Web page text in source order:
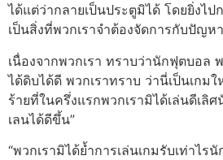
ได้แต่ว่ากลายเป็นประตูมิได้ โดยยิ่งไ
เป็นสิ่งที่พวกเราจำต้องจัดการกับปัญหา
เนื่องจากพวกเรา ทราบว่านักฟุตบอล
ได้ดิบได้ดี พวกเราทราบ ว่านี่เป็นเก
ร้ายที่ในครึ่งแรกพวกเรามิได้เล่นดีเลิ
เลนได้ดีขึ้น”
“พวกเรามิได้ย้ำการเล่นเกมรับเท่าไร